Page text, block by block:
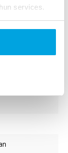
services.